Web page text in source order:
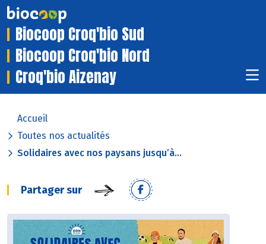
Biocoop Croq'bio Sud
Biocoop Croq'bio Nord
Croq'bio Aizenay
Accueil
Toutes nos actualités
Solidaires avec nos paysans jusqu’à...
Partager sur